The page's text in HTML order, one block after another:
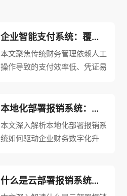
企业智能支付系统：覆盖各类型企业财务收付管理需求！
本文聚焦传统财务管理依赖人工
操作导致的支付效率低、凭证易
企业财务收付管理需求。系统整
合银企直连、网银报盘等多种支
付模式，搭建专属支付通道，批
自动生成精准财务凭证，实现业
本地化部署报销系统：驱动企业财务数字化升级，实现高效经济灵活管控！
本文深入解析本地化部署报销系
统如何驱动企业财务数字化升
息不对称、沟通鸿沟、交易成本
攀升等痛点，系统通过自动化技
什么是云部署报销系统？一文读懂企业报销新趋势